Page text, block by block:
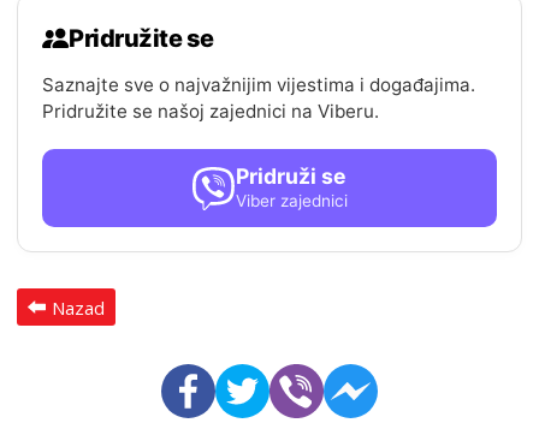
Pridružite se
Saznajte sve o najvažnijim vijestima i događajima.
Pridružite se našoj zajednici na Viberu.
Pridruži se
Viber zajednici
Nazad